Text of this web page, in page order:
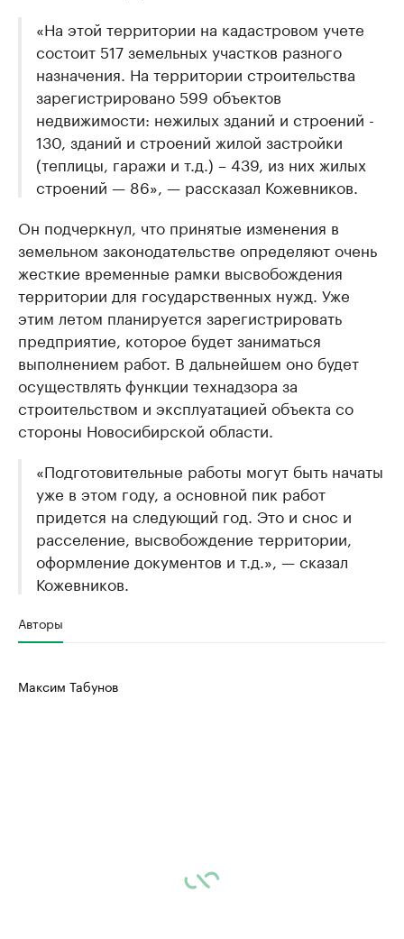
«На этой территории на кадастровом учете
состоит 517 земельных участков разного
назначения. На территории строительства
зарегистрировано 599 объектов
недвижимости: нежилых зданий и строений -
130, зданий и строений жилой застройки
(теплицы, гаражи и т.д.) – 439, из них жилых
строений — 86», — рассказал Кожевников.
Он подчеркнул, что принятые изменения в
земельном законодательстве определяют очень
жесткие временные рамки высвобождения
территории для государственных нужд. Уже
этим летом планируется зарегистрировать
предприятие, которое будет заниматься
выполнением работ. В дальнейшем оно будет
осуществлять функции технадзора за
строительством и эксплуатацией объекта со
стороны Новосибирской области.
«Подготовительные работы могут быть начаты
уже в этом году, а основной пик работ
придется на следующий год. Это и снос и
расселение, высвобождение территории,
оформление документов и т.д.», — сказал
Кожевников.
Авторы
Максим Табунов